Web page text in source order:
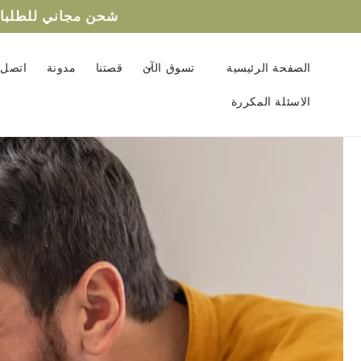
المحتوى
شحن مجاني للطلبات التي تزيد عن ٢٥٠ درهم!
الصفحة الرئيسية تسوق الآن قصتنا مدونة اتصل
الاسئلة المكررة